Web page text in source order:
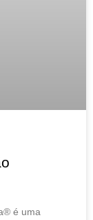
é uma